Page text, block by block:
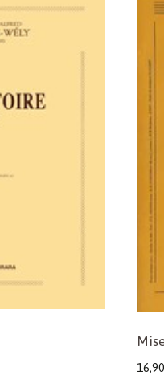
16,90